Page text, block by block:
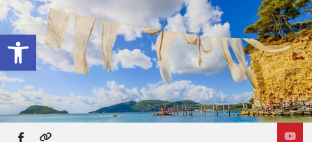
Ανοίξτε τη γραμμή εργαλείων
Skip
to
content
facebook
themefreesia